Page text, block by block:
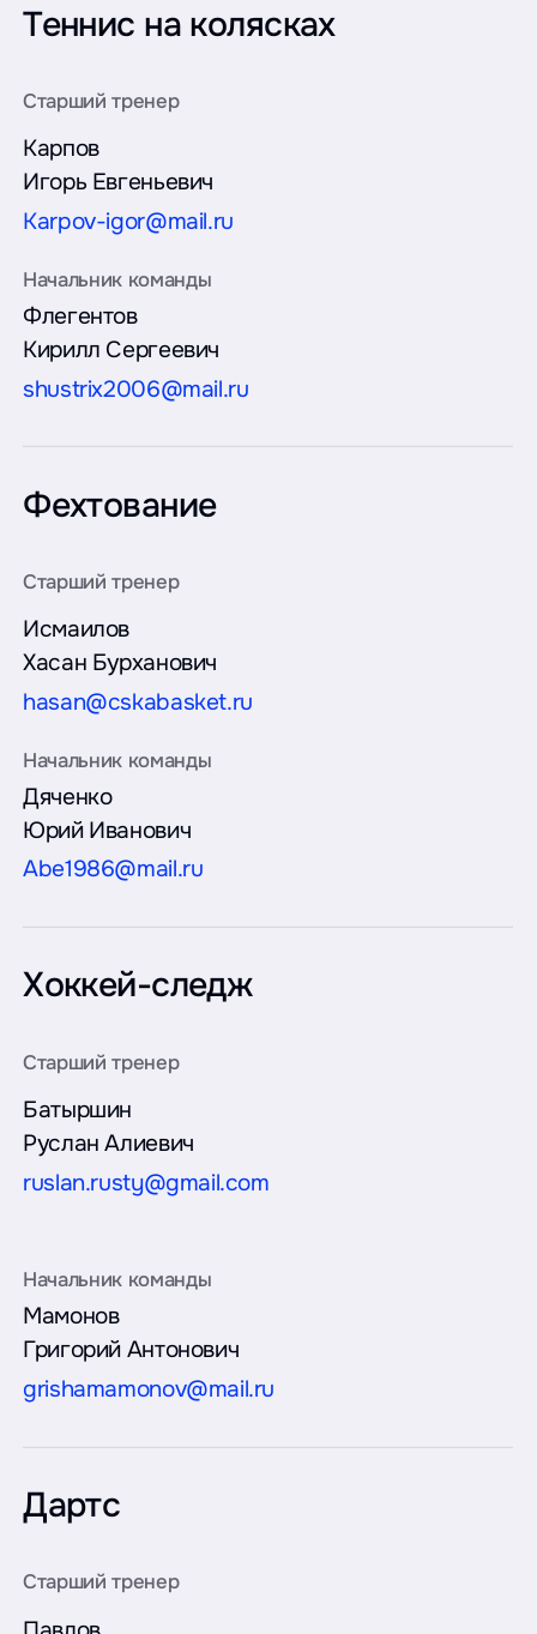
Теннис на колясках
Карпов
Игорь Евгеньевич
Karpov-igor@mail.ru
Флегентов
Кирилл Сергеевич
shustrix2006@mail.ru
Фехтование
Исмаилов
Хасан Бурханович
hasan@cskabasket.ru
Дяченко
Юрий Иванович
Abe1986@mail.ru
Хоккей-следж
Батыршин
Руслан Алиевич
ruslan.rusty@gmail.com
Мамонов
Григорий Антонович
grishamamonov@mail.ru
Дартс